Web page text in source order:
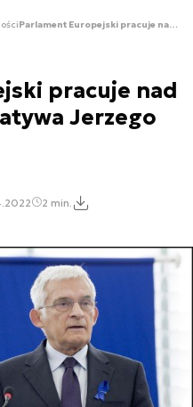
Parlament Europejski pracuje nad reformą ETS. Inicjatywa Jerzego Buzka
pracuje nad
Jerzego
2 min.